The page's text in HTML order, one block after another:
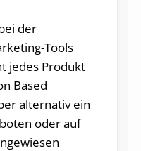
der
Tools
jedes Produkt
Based
alternativ ein
oder auf